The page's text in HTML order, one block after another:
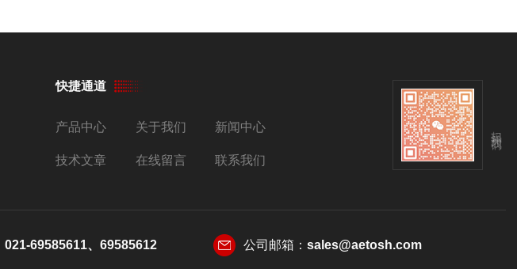
快捷通道
产品中心 关于我们 新闻中心
技术文章 在线留言 联系我们
021-69585611、69585612 公司邮箱： sales@aetosh.com